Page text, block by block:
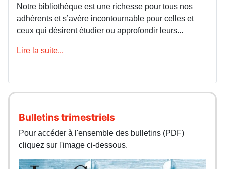
Notre bibliothèque est une richesse pour tous nos
adhérents et s’avère incontournable pour celles et
ceux qui désirent étudier ou approfondir leurs...
Lire la suite...
Bulletins trimestriels
Pour accéder à l'ensemble des bulletins (PDF)
cliquez sur l'image ci-dessous.